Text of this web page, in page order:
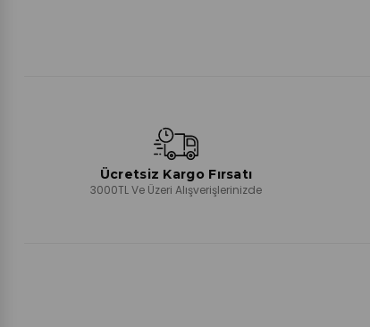
Ücretsiz Kargo Fırsatı
3000TL Ve Üzeri Alışverişlerinizde